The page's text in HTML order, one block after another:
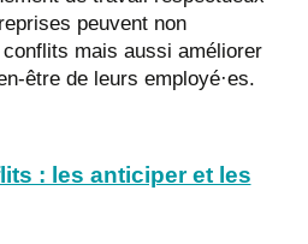
peuvent non
mais aussi améliorer
être de leurs employé·es.
: les anticiper et les